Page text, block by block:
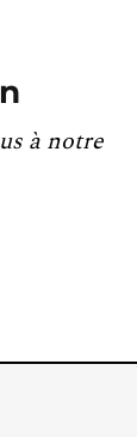
à notre